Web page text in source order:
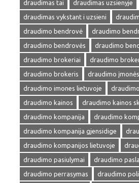
draudimas tai
draudimas uzsienyje
draudimas vykstant i uzsieni
draudimo bendrovė
draudimo
draudimo bendrovės
draudimo
draudimo brokeriai
draudimo
draudimo brokeris
draudimo įmonės
draudimo imones lietuvoje
draudimo kainos
draudimo kainos
draudimo kompanija
draudimo
draudimo kompanija gjensidige
draudimo kompanijos lietuvoje
draudimo pasiulymai
draudimo
draudimo perrasymas
draudimo